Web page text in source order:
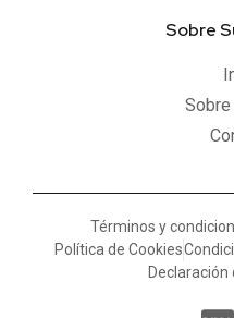
Sobre
Términos y
Política de Cookies
Declaración